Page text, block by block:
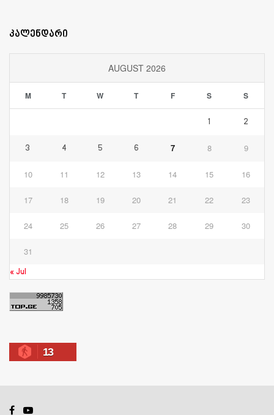
კალენდარი
AUGUST 2026
M T W T F S S
1 2
3 4 5 6 7 8 9
10 11 12 13 14 15 16
17 18 19 20 21 22 23
24 25 26 27 28 29 30
31
« Jul
13